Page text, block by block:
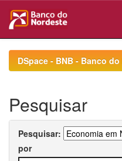
navigationDSpace - BNB - Banco
Pesquisar
Pesquisar:
por